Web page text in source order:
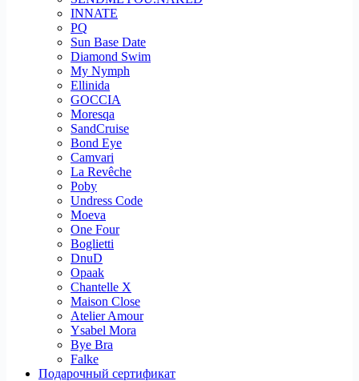
INNATE
PQ
Sun Base Date
Diamond Swim
My Nymph
Ellinida
GOCCIA
Moresqa
SandCruise
Bond Eye
Camvari
La Revêche
Poby
Undress Code
Moeva
One Four
Boglietti
DnuD
Opaak
Chantelle X
Maison Close
Atelier Amour
Ysabel Mora
Bye Bra
Falke
Подарочный сертификат